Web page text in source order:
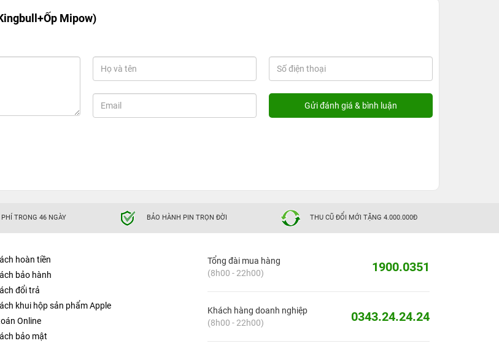
Mipow)
TRONG 46 NGÀY BẢO HÀNH PIN TRỌN ĐỜI THU CŨ ĐỔI MỚI TẶNG 4.000.000Đ
hoàn tiền
bảo hành
đổi trả
khui hộp sản phẩm Apple
Online
bảo mật
Tổng đài mua hàng
(8h00 - 22h00)
1900.0351
Khách hàng doanh nghiệp
(8h00 - 22h00)
0343.24.24.24